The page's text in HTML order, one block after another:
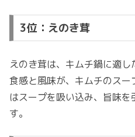
3位：えのき茸
えのき茸は、キムチ鍋に適
食感と風味が、キムチのス
はスープを吸い込み、旨味
す。